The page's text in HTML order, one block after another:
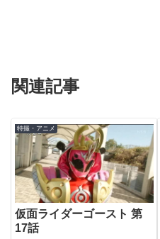
関連記事
特撮・アニメ
仮面ライダーゴースト 第
17話